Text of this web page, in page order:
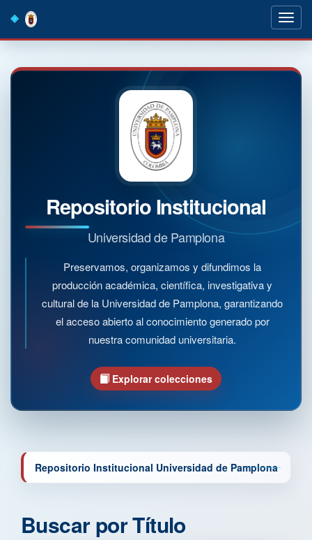
navigation
Repositorio Institucional
Universidad de Pamplona
Preservamos, organizamos y difundimos la
producción académica, científica, investigativa y
cultural de la Universidad de Pamplona, garantizando
el acceso abierto al conocimiento generado por
nuestra comunidad universitaria.
Explorar colecciones
Repositorio Institucional Universidad de Pamplona
Buscar por Título